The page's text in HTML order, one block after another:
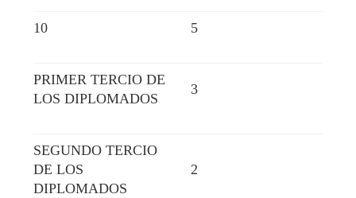
10 5
PRIMER TERCIO DE
LOS DIPLOMADOS
3
SEGUNDO TERCIO
DE LOS
DIPLOMADOS
2